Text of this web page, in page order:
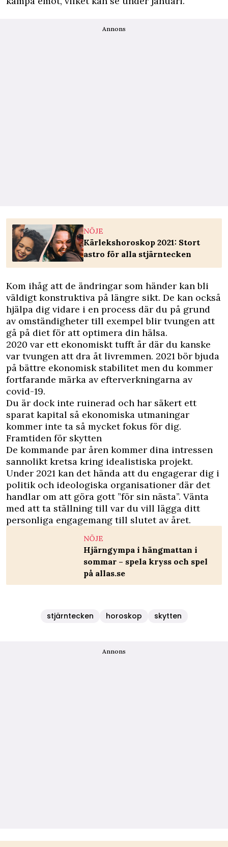
Annons
NÖJE
Kärlekshoroskop 2021: Stort
astro för alla stjärntecken
Kom ihåg att de ändringar som händer kan bli
väldigt konstruktiva på längre sikt. De kan också
hjälpa dig vidare i en process där du på grund
av omständigheter till exempel blir tvungen att
gå på diet för att optimera din hälsa.
2020 var ett ekonomiskt tufft år där du kanske
var tvungen att dra åt livremmen. 2021 bör bjuda
på bättre ekonomisk stabilitet men du kommer
fortfarande märka av efterverkningarna av
covid-19.
Du är dock inte ruinerad och har säkert ett
sparat kapital så ekonomiska utmaningar
kommer inte ta så mycket fokus för dig.
Framtiden för skytten
De kommande par åren kommer dina intressen
sannolikt kretsa kring idealistiska projekt.
Under 2021 kan det hända att du engagerar dig i
politik och ideologiska organisationer där det
handlar om att göra gott ”för sin nästa”. Vänta
med att ta ställning till var du vill lägga ditt
personliga engagemang till slutet av året.
NÖJE
Hjärngympa i hängmattan i
sommar – spela kryss och spel
på allas.se
stjärntecken horoskop skytten
Annons